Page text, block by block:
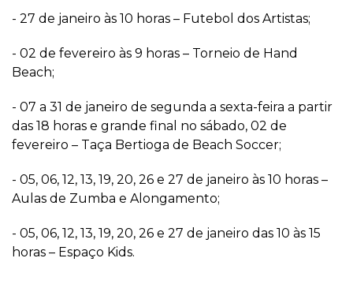
- 27 de janeiro às 10 horas – Futebol dos Artistas;
- 02 de fevereiro às 9 horas – Torneio de Hand
Beach;
- 07 a 31 de janeiro de segunda a sexta-feira a partir
das 18 horas e grande final no sábado, 02 de
fevereiro – Taça Bertioga de Beach Soccer;
- 05, 06, 12, 13, 19, 20, 26 e 27 de janeiro às 10 horas –
Aulas de Zumba e Alongamento;
- 05, 06, 12, 13, 19, 20, 26 e 27 de janeiro das 10 às 15
horas – Espaço Kids.